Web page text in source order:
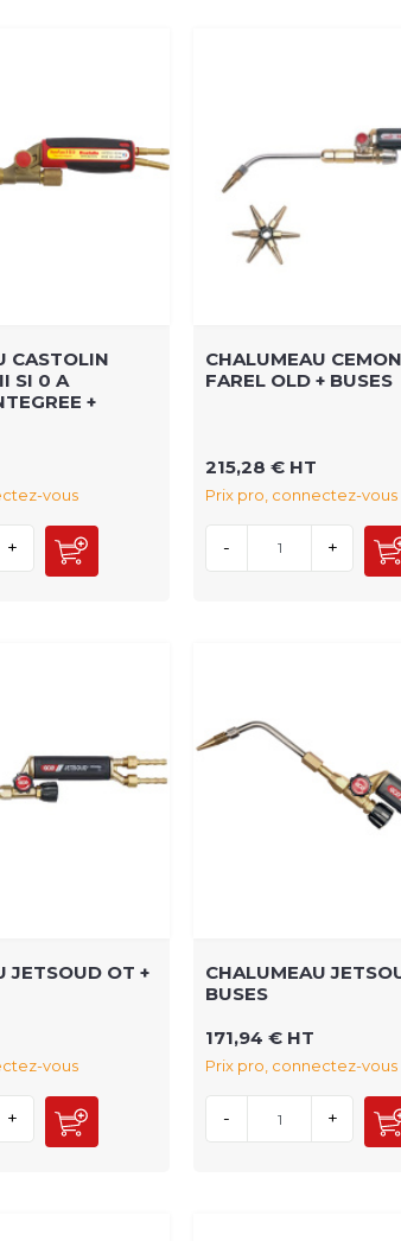
CASTOLIN
SI 0 A
+
vous
+
CHALUMEAU
FAREL OLD + BUSES
215,28 € HT
Prix pro, connectez-vous
- +
JETSOUD OT +
vous
+
CHALUMEAU
BUSES
171,94 € HT
Prix pro, connectez-vous
- +